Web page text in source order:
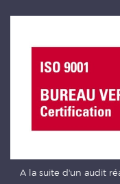
A la suite d'un audit